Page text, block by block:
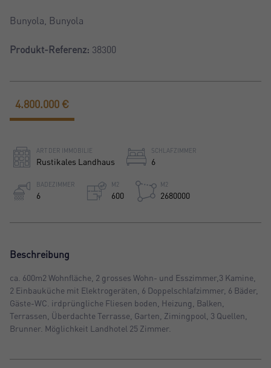
Bunyola, Bunyola
Produkt-Referenz: 38300
ART DER IMMOBILIE
Rustikales Landhaus
SCHLAFZIMMER
6
BADEZIMMER
6
M2
600
M2
2680000
4.800.000 €
Beschreibung
ca. 600m2 Wohnfläche, 2 grosses Wohn- und Esszimmer,3 Kamine,
2 Einbauküche mit Elektrogeräten, 6 Doppelschlafzimmer, 6 Bäder,
Gäste-WC. irdprüngliche Fliesen boden, Heizung, Balken,
Terrassen, Überdachte Terrasse, Garten, Zimingpool, 3 Quellen,
Brunner. Möglichkeit Landhotel 25 Zimmer.